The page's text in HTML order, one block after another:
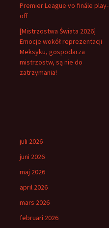
Premier League vo finále play-
off
[Mistrzostwa Świata 2026]
Emocje wokół reprezentacji
Meksyku, gospodarza
mistrzostw, są nie do
zatrzymania!
juli 2026
juni 2026
maj 2026
april 2026
mars 2026
februari 2026